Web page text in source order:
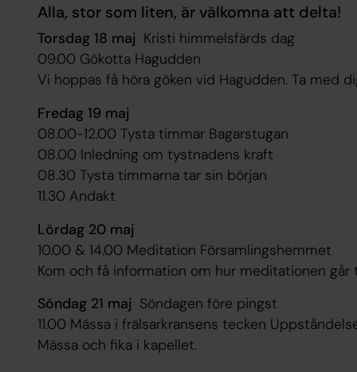
Alla, stor som liten, är välkomna att delta!
Torsdag 18 maj Kristi himmelsfärds dag
09.00 Gökotta Hagudden
Vi hoppas få höra göken vid Hagudden. Ta med
Fredag 19 maj
08.00-12.00 Tysta timmar Bagarstugan
08.00 Inledning om tystnadens kraft
08.30 Tysta timmarna tar sin början
11.30 Andakt
Lördag 20 maj
10.00 & 14.00 Meditation Församlingshemmet
Kom och få information om hur meditationen går
Söndag 21 maj Söndagen före pingst
11.00 Mässa i frälsarkransens tecken
Mässa och fika i kapellet.